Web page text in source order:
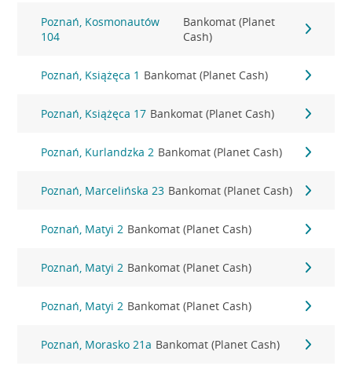
Poznań, Kosmonautów
104
Bankomat (Planet
Cash)
Poznań, Książęca 1 Bankomat (Planet Cash)
Poznań, Książęca 17 Bankomat (Planet Cash)
Poznań, Kurlandzka 2 Bankomat (Planet Cash)
Poznań, Marcelińska 23 Bankomat (Planet Cash)
Poznań, Matyi 2 Bankomat (Planet Cash)
Poznań, Matyi 2 Bankomat (Planet Cash)
Poznań, Matyi 2 Bankomat (Planet Cash)
Poznań, Morasko 21a Bankomat (Planet Cash)